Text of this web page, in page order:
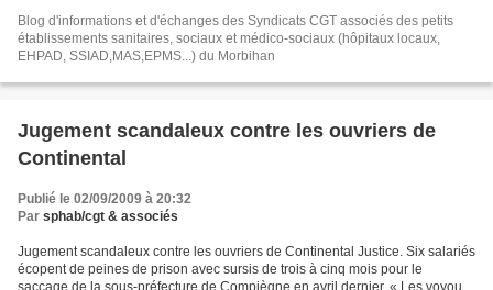
établissements sanitaires, sociaux et
médico-sociaux du Morbihan qui
résistent à la casse
Blog d'informations et d'échanges des Syndicats CGT associés des petits
établissements sanitaires, sociaux et médico-sociaux (hôpitaux locaux,
EHPAD, SSIAD,MAS,EPMS...) du Morbihan
Jugement scandaleux contre les ouvriers de
Continental
Publié le 02/09/2009 à 20:32
Par sphab/cgt & associés
Jugement scandaleux contre les ouvriers de Continental Justice. Six salariés
écopent de peines de prison avec sursis de trois à cinq mois pour le
saccage de la sous-préfecture de Compiègne en avril dernier. « Les voyous,